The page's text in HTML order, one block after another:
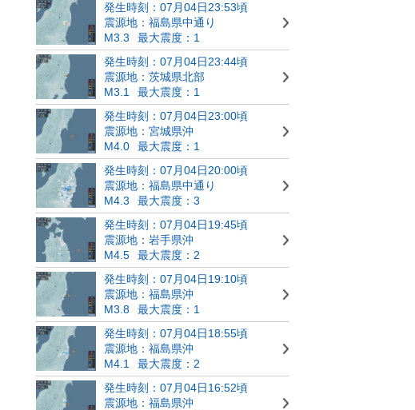
発生時刻：07月04日23:53頃
震源地：福島県中通り
M3.3
最大震度：1
発生時刻：07月04日23:44頃
震源地：茨城県北部
M3.1
最大震度：1
発生時刻：07月04日23:00頃
震源地：宮城県沖
M4.0
最大震度：1
発生時刻：07月04日20:00頃
震源地：福島県中通り
M4.3
最大震度：3
発生時刻：07月04日19:45頃
震源地：岩手県沖
M4.5
最大震度：2
発生時刻：07月04日19:10頃
震源地：福島県沖
M3.8
最大震度：1
発生時刻：07月04日18:55頃
震源地：福島県沖
M4.1
最大震度：2
発生時刻：07月04日16:52頃
震源地：福島県沖